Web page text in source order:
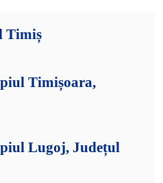
Timiș
Timișoara,
Lugoj, Județul